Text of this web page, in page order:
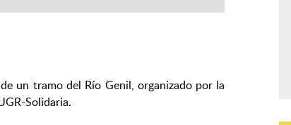
un tramo del Río Genil, organizado por la
Solidaria.